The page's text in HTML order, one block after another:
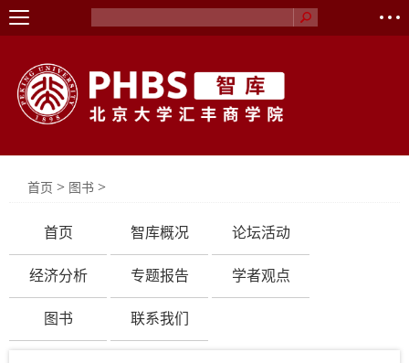
首页 > 图书 >
首页 智库概况 论坛活动
经济分析 专题报告 学者观点
图书 联系我们